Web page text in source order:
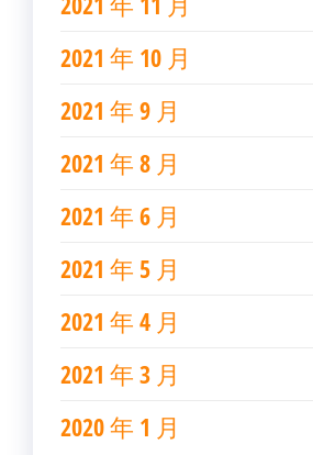
2021 年 10 月
2021 年 9 月
2021 年 8 月
2021 年 6 月
2021 年 5 月
2021 年 4 月
2021 年 3 月
2020 年 1 月